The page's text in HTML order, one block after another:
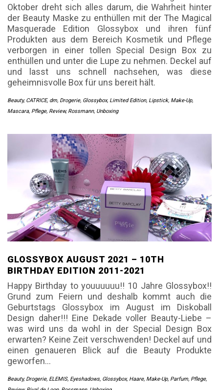
Oktober dreht sich alles darum, die Wahrheit hinter
der Beauty Maske zu enthüllen mit der The Magical
Masquerade Edition Glossybox und ihren fünf
Produkten aus dem Bereich Kosmetik und Pflege
verborgen in einer tollen Special Design Box zu
enthüllen und unter die Lupe zu nehmen. Deckel auf
und lasst uns schnell nachsehen, was diese
geheimnisvolle Box für uns bereit hält.
Beauty, CATRICE, dm, Drogerie, Glossybox, Limited Edition, Lipstick, Make-Up,
Mascara, Pflege, Review, Rossmann, Unboxing
GLOSSYBOX AUGUST 2021 – 10TH
BIRTHDAY EDITION 2011-2021
Happy Birthday to youuuuuu!! 10 Jahre Glossybox!!
Grund zum Feiern und deshalb kommt auch die
Geburtstags Glossybox im August im Diskoball
Design daher!!! Eine Dekade voller Beauty-Liebe –
was wird uns da wohl in der Special Design Box
erwarten? Keine Zeit verschwenden! Deckel auf und
einen genaueren Blick auf die Beauty Produkte
geworfen…
Beauty, Drogerie, ELEMIS, Eyeshadows, Glossybox, Haare, Make-Up, Parfum, Pflege,